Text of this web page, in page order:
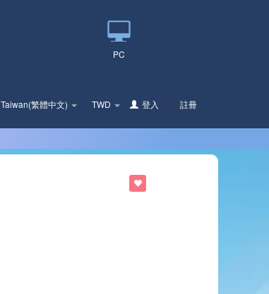
PC
Taiwan(繁體中文) TWD 登入 註冊